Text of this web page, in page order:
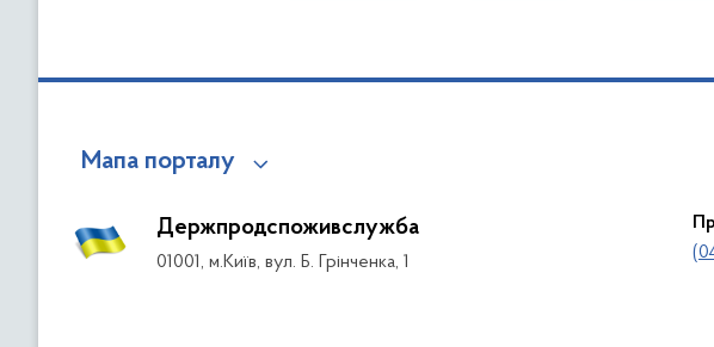
Мапа порталу
Держпродспоживслужба
01001, м.Київ, вул. Б. Грінченка, 1